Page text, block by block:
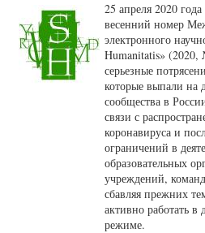
25 апреля 2020
весенний номер
электронного
Humanitatis»
серьезные
которые выпали на
сообщества в
связи с
коронавируса и
ограничений в
образовательных
учреждений,
сбавляя прежних
активно работать
режиме.